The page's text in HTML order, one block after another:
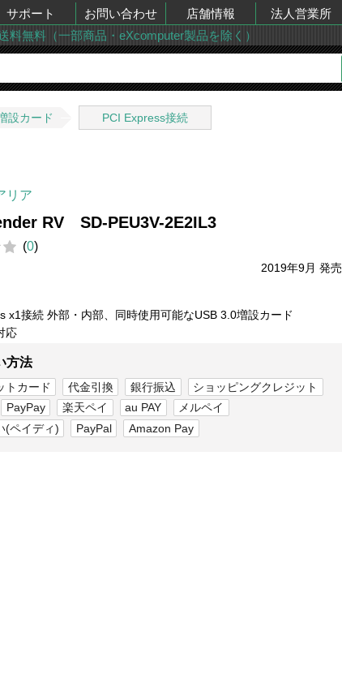
サポート お問い合わせ 店舗情報 法人営業所
料無料（一部商品・eXcomputer製品を除く）
設カード PCI Express接続
リア
RV SD-PEU3V-2E2IL3
(0)
2019年9月 発売
x1接続 外部・内部、同時使用可能なUSB 3.0増設カード
応
方法
トカード 代金引換 銀行振込
ショッピングクレジット
PayPay 楽天ペイ au PAY
メルペイ
(ペイディ)
PayPal Amazon Pay